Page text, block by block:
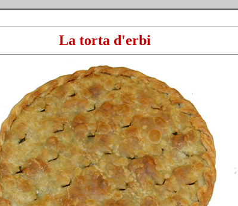
La torta d'erbi